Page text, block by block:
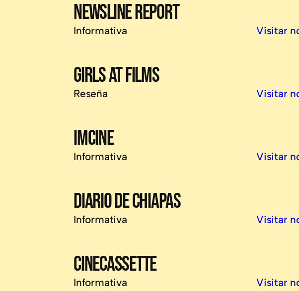
NEWSLINE REPORT
Informativa Visitar
GIRLS AT FILMS
Reseña Visitar
IMCINE
Informativa Visitar
DIARIO DE CHIAPAS
Informativa Visitar
CINECASSETTE
Informativa Visitar